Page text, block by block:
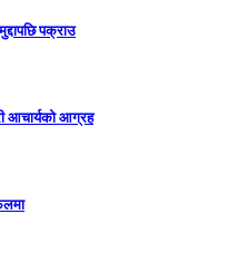
पक्राउ
आचार्यको आग्रह